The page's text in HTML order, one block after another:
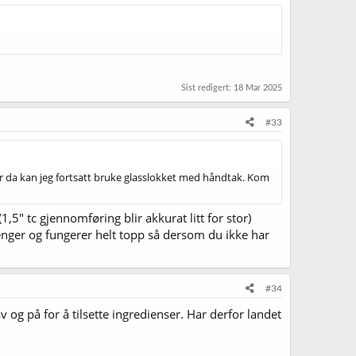
Sist redigert: 18 Mar 2025
#33
kan jeg fortsatt bruke glasslokket med håndtak. Kom
tc gjennomføring blir akkurat litt for stor)
og fungerer helt topp så dersom du ikke har
#34
og på for å tilsette ingredienser. Har derfor landet